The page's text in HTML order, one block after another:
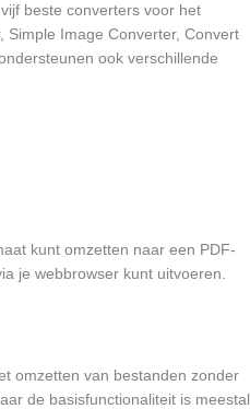
beste converters voor het
Simple Image Converter, Convert
ook verschillende
kunt omzetten naar een PDF-
je webbrowser kunt uitvoeren.
omzetten van bestanden zonder
de basisfunctionaliteit is meestal